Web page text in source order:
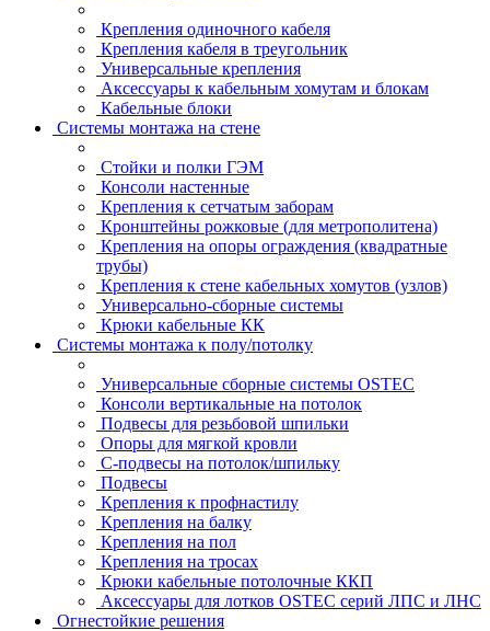
Крепления одиночного кабеля
Крепления кабеля в треугольник
Универсальные крепления
Аксессуары к кабельным хомутам и блокам
Кабельные блоки
Системы монтажа на стене
Стойки и полки ГЭМ
Консоли настенные
Крепления к сетчатым заборам
Кронштейны рожковые (для метрополитена)
Крепления на опоры ограждения (квадратные
трубы)
Крепления к стене кабельных хомутов (узлов)
Универсально-сборные системы
Крюки кабельные КК
Системы монтажа к полу/потолку
Универсальные сборные системы OSTEC
Консоли вертикальные на потолок
Подвесы для резьбовой шпильки
Опоры для мягкой кровли
С-подвесы на потолок/шпильку
Подвесы
Крепления к профнастилу
Крепления на балку
Крепления на пол
Крепления на тросах
Крюки кабельные потолочные ККП
Аксессуары для лотков OSTEC серий ЛПС и ЛНС
Огнестойкие решения